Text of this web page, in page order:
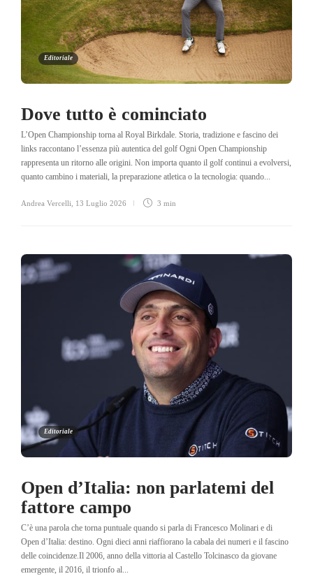
Editoriale
Dove tutto è cominciato
L’Open Championship torna al Royal Birkdale. Storia, tradizione e fascino dei
links raccontano l’essenza più autentica del golf Ogni Open Championship
rappresenta un ritorno alle origini. Non importa quanto il golf continui a evolversi,
quanto cambino i materiali, la preparazione atletica o la tecnologia: quando...
Andrea Vercelli 13 Luglio 2026 3 min
Editoriale
Open d’Italia: non parlatemi del
fattore campo
C’è una parola che torna puntuale quando si parla di Francesco Molinari e di
Open d’Italia: destino. Ogni dieci anni riaffiorano la cabala dei numeri e il fascino
delle coincidenze.Il 2006, anno della vittoria al Castello Tolcinasco da giovane
emergente, il 2016, il trionfo al...